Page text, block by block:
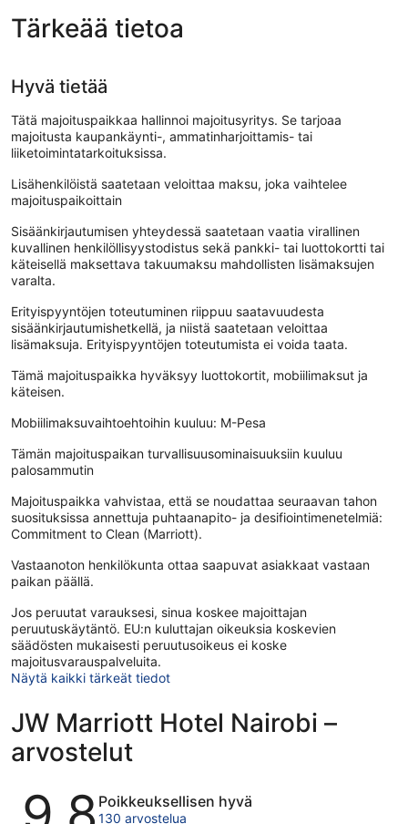
Tärkeää tietoa
Hyvä tietää
Tätä majoituspaikkaa hallinnoi majoitusyritys. Se tarjoaa
majoitusta kaupankäynti-, ammatinharjoittamis- tai
liiketoimintatarkoituksissa.
Lisähenkilöistä saatetaan veloittaa maksu, joka vaihtelee
majoituspaikoittain
Sisäänkirjautumisen yhteydessä saatetaan vaatia virallinen
kuvallinen henkilöllisyystodistus sekä pankki- tai luottokortti tai
käteisellä maksettava takuumaksu mahdollisten lisämaksujen
varalta.
Erityispyyntöjen toteutuminen riippuu saatavuudesta
sisäänkirjautumishetkellä, ja niistä saatetaan veloittaa
lisämaksuja. Erityispyyntöjen toteutumista ei voida taata.
Tämä majoituspaikka hyväksyy luottokortit, mobiilimaksut ja
käteisen.
Mobiilimaksuvaihtoehtoihin kuuluu: M-Pesa
Tämän majoituspaikan turvallisuusominaisuuksiin kuuluu
palosammutin
Majoituspaikka vahvistaa, että se noudattaa seuraavan tahon
suosituksissa annettuja puhtaanapito- ja desifiointimenetelmiä:
Commitment to Clean (Marriott).
Vastaanoton henkilökunta ottaa saapuvat asiakkaat vastaan
paikan päällä.
Jos peruutat varauksesi, sinua koskee majoittajan
peruutuskäytäntö. EU:n kuluttajan oikeuksia koskevien
säädösten mukaisesti peruutusoikeus ei koske
majoitusvarauspalveluita.
Näytä kaikki tärkeät tiedot
JW Marriott Hotel Nairobi –
arvostelut
ArvostelutPoikkeuksellisen hyvä
130 arvostelua